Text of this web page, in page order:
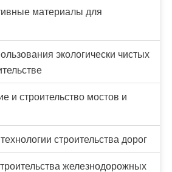
материалы для
экологически чистых
и строительство мостов и
строительства дорог
железнодорожных